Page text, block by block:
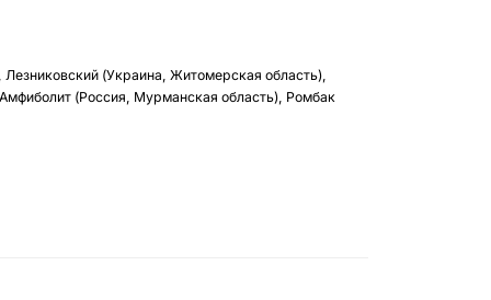
(Украина, Житомерская область),
(Россия, Мурманская область), Ромбак